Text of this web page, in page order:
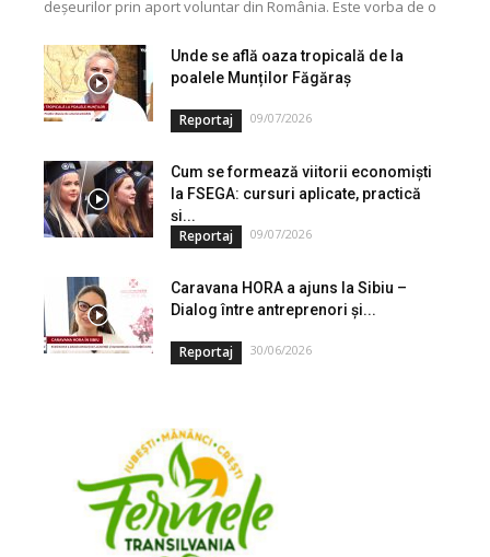
deșeurilor prin aport voluntar din România. Este vorba de o
Unde se află oaza tropicală de la
poalele Munților Făgăraș
Reportaj 09/07/2026
Cum se formează viitorii economiști
la FSEGA: cursuri aplicate, practică
și...
Reportaj 09/07/2026
Caravana HORA a ajuns la Sibiu –
Dialog între antreprenori și...
Reportaj 30/06/2026